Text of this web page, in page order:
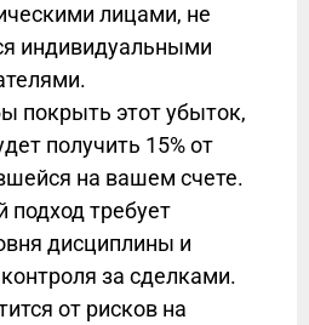
лицами, не
индивидуальными
покрыть этот убыток,
получить 15% от
на вашем счете.
подход требует
дисциплины и
за сделками.
от рисков на